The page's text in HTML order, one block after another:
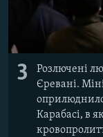
3
Розлючені
Єревані.
Карабасі, в